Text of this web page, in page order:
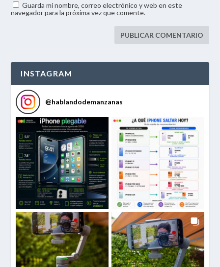
Guarda mi nombre, correo electrónico y web en este
navegador para la próxima vez que comente.
INSTAGRAM
@hablandodemanzanas